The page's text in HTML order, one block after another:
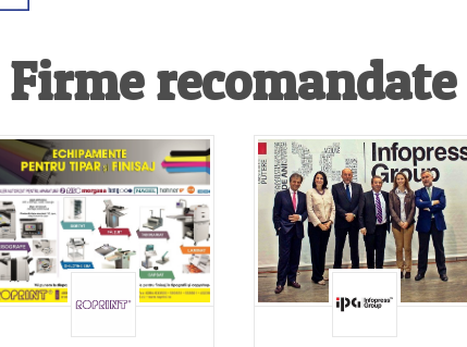
Firme recomandate